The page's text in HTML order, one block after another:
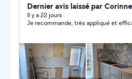
Dernier avis laissé par
Il y a 22 jours
Je recommande, très appliqué et